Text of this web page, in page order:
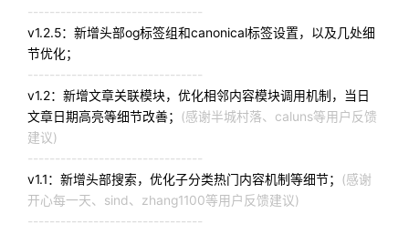
--------------------------------
v1.2.5：新增头部og标签组和canonical标签设置，以及几处细
节优化；
--------------------------------
v1.2：新增文章关联模块，优化相邻内容模块调用机制，当日
文章日期高亮等细节改善； (感谢半城村落、caluns等用户反馈
建议)
--------------------------------
v1.1：新增头部搜索，优化子分类热门内容机制等细节； (感谢
开心每一天、sind、zhang1100等用户反馈建议)
--------------------------------